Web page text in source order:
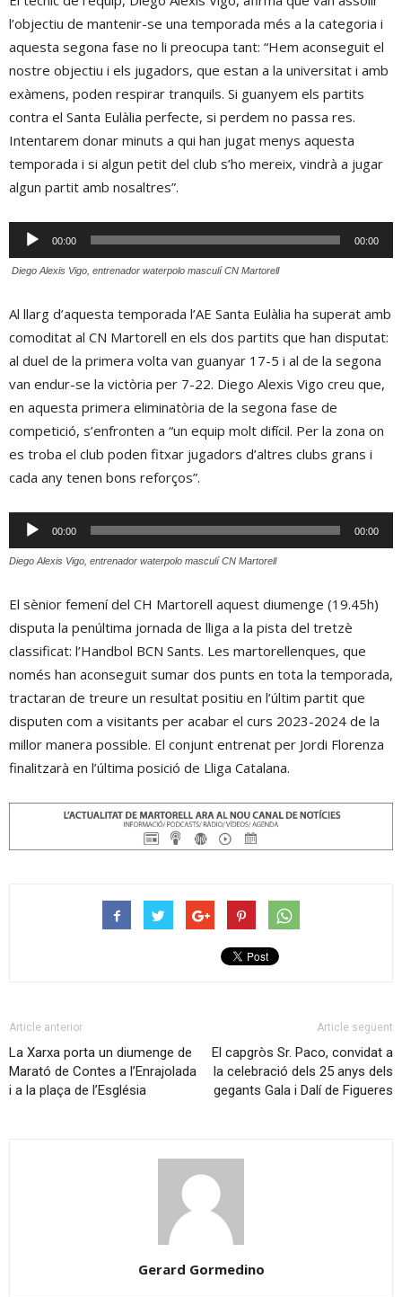
l’objectiu de mantenir-se una temporada més a la categoria i
aquesta segona fase no li preocupa tant: “Hem aconseguit el
nostre objectiu i els jugadors, que estan a la universitat i amb
exàmens, poden respirar tranquils. Si guanyem els partits
contra el Santa Eulàlia perfecte, si perdem no passa res.
Intentarem donar minuts a qui han jugat menys aquesta
temporada i si algun petit del club s’ho mereix, vindrà a jugar
algun partit amb nosaltres”.
Reproductor
d'àudio
00:00 00:00
Diego Alexis Vigo, entrenador waterpolo masculí CN Martorell
Al llarg d’aquesta temporada l’AE Santa Eulàlia ha superat amb
comoditat al CN Martorell en els dos partits que han disputat:
al duel de la primera volta van guanyar 17-5 i al de la segona
van endur-se la victòria per 7-22. Diego Alexis Vigo creu que,
en aquesta primera eliminatòria de la segona fase de
competició, s’enfronten a “un equip molt difícil. Per la zona on
es troba el club poden fitxar jugadors d’altres clubs grans i
cada any tenen bons reforços”.
Reproductor
d'àudio
00:00 00:00
Diego Alexis Vigo, entrenador waterpolo masculí CN Martorell
El sènior femení del CH Martorell aquest diumenge (19.45h)
disputa la penúltima jornada de lliga a la pista del tretzè
classificat: l’Handbol BCN Sants. Les martorellenques, que
només han aconseguit sumar dos punts en tota la temporada,
tractaran de treure un resultat positiu en l’últim partit que
disputen com a visitants per acabar el curs 2023-2024 de la
millor manera possible. El conjunt entrenat per Jordi Florenza
finalitzarà en l’última posició de Lliga Catalana.
Article anterior
La Xarxa porta un diumenge de
Marató de Contes a l’Enrajolada
i a la plaça de l’Església
Article següent
El capgròs Sr. Paco, convidat a
la celebració dels 25 anys dels
gegants Gala i Dalí de Figueres
Gerard Gormedino